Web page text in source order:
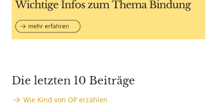
Die letzten 10 Beiträge
Wie Kind von OP erzählen